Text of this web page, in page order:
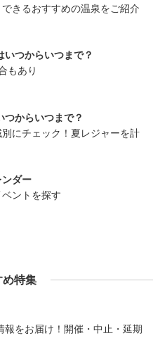
きるおすすめの温泉をご紹介
つからいつまで？
もあり
からいつまで？
にチェック！夏レジャーを計
ダー
ントを探す
特集
報をお届け！開催・中止・延期